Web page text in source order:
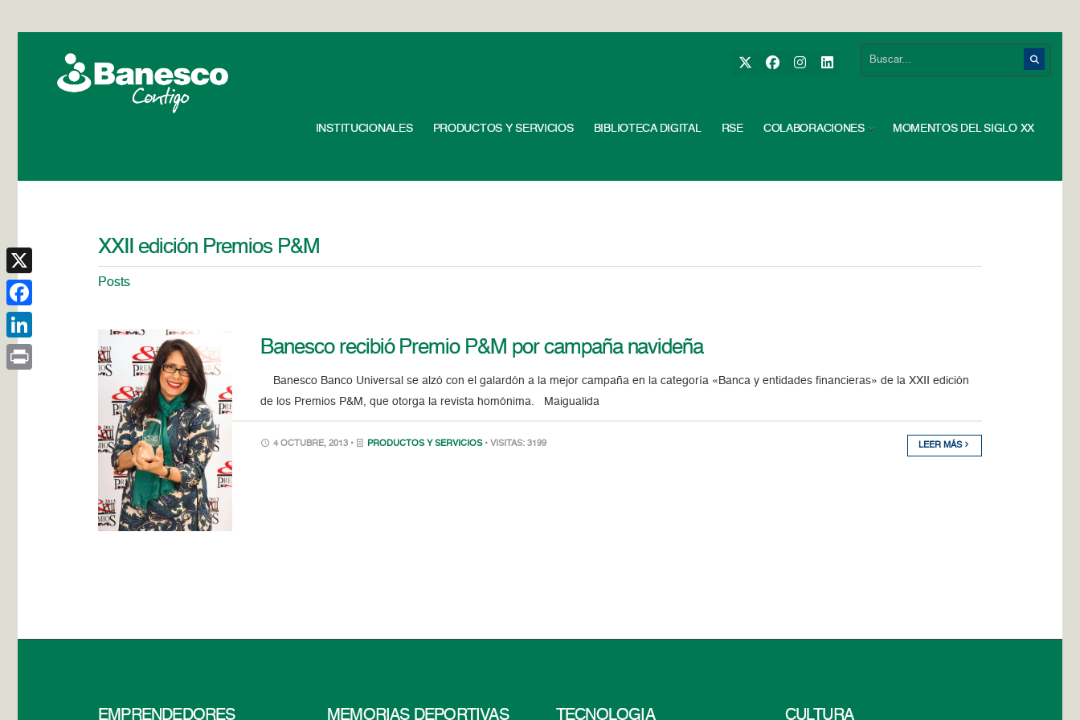
INSTITUCIONALES PRODUCTOS Y SERVICIOS BIBLIOTECA DIGITAL RSE COLABORACIONES MOMENTOS DEL SIGLO XX
XXII edición Premios P&M
Posts
Banesco recibió Premio P&M por campaña navideña
Banesco Banco Universal se alzó con el galardón a la mejor campaña en la categoría «Banca y entidades financieras» de la XXII edición
de los Premios P&M, que otorga la revista homónima. Maigualida
4 OCTUBRE, 2013 • PRODUCTOS Y SERVICIOS • VISITAS: 3199 LEER MÁS
EMPRENDEDORES MEMORIAS DEPORTIVAS TECNOLOGÍA CULTURA
X
Facebook
LinkedIn